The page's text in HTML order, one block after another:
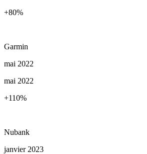
+80%
Garmin
mai 2022
mai 2022
+110%
Nubank
janvier 2023